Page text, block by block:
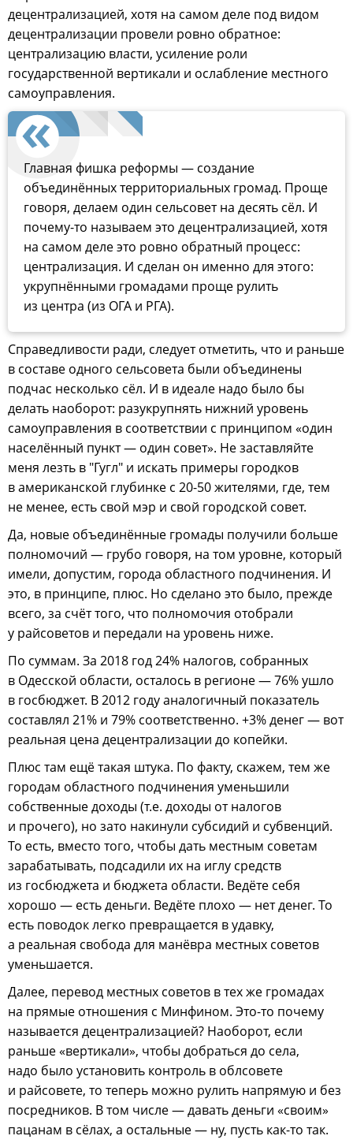
децентрализацией, хотя на самом деле под видом
децентрализации провели ровно обратное:
централизацию власти, усиление роли
государственной вертикали и ослабление местного
самоуправления.
Главная фишка реформы — создание
объединённых территориальных громад. Проще
говоря, делаем один сельсовет на десять сёл. И
почему-то называем это децентрализацией, хотя
на самом деле это ровно обратный процесс:
централизация. И сделан он именно для этого:
укрупнёнными громадами проще рулить
из центра (из ОГА и РГА).
Справедливости ради, следует отметить, что и раньше
в составе одного сельсовета были объединены
подчас несколько сёл. И в идеале надо было бы
делать наоборот: разукрупнять нижний уровень
самоуправления в соответствии с принципом «один
населённый пункт — один совет». Не заставляйте
меня лезть в "Гугл" и искать примеры городков
в американской глубинке с 20-50 жителями, где, тем
не менее, есть свой мэр и свой городской совет.
Да, новые объединённые громады получили больше
полномочий — грубо говоря, на том уровне, который
имели, допустим, города областного подчинения. И
это, в принципе, плюс. Но сделано это было, прежде
всего, за счёт того, что полномочия отобрали
у райсоветов и передали на уровень ниже.
По суммам. За 2018 год 24% налогов, собранных
в Одесской области, осталось в регионе — 76% ушло
в госбюджет. В 2012 году аналогичный показатель
составлял 21% и 79% соответственно. +3% денег — вот
реальная цена децентрализации до копейки.
Плюс там ещё такая штука. По факту, скажем, тем же
городам областного подчинения уменьшили
собственные доходы (т.е. доходы от налогов
и прочего), но зато накинули субсидий и субвенций.
То есть, вместо того, чтобы дать местным советам
зарабатывать, подсадили их на иглу средств
из госбюджета и бюджета области. Ведёте себя
хорошо — есть деньги. Ведёте плохо — нет денег. То
есть поводок легко превращается в удавку,
а реальная свобода для манёвра местных советов
уменьшается.
Далее, перевод местных советов в тех же громадах
на прямые отношения с Минфином. Это-то почему
называется децентрализацией? Наоборот, если
раньше «вертикали», чтобы добраться до села,
надо было установить контроль в облсовете
и райсовете, то теперь можно рулить напрямую и без
посредников. В том числе — давать деньги «своим»
пацанам в сёлах, а остальные — ну, пусть как-то так.